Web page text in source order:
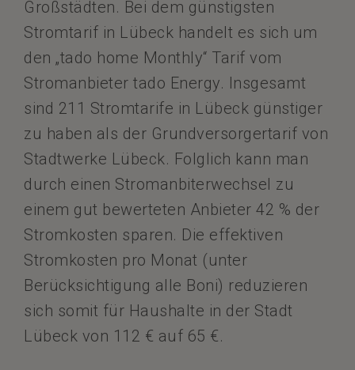
Großstädten. Bei dem günstigsten
Stromtarif in Lübeck handelt es sich um
den „tado home Monthly“ Tarif vom
Stromanbieter tado Energy. Insgesamt
sind 211 Stromtarife in Lübeck günstiger
zu haben als der Grundversorgertarif von
Stadtwerke Lübeck. Folglich kann man
durch einen Stromanbiterwechsel zu
einem gut bewerteten Anbieter 42 % der
Stromkosten sparen. Die effektiven
Stromkosten pro Monat (unter
Berücksichtigung alle Boni) reduzieren
sich somit für Haushalte in der Stadt
Lübeck von 112 € auf 65 €.